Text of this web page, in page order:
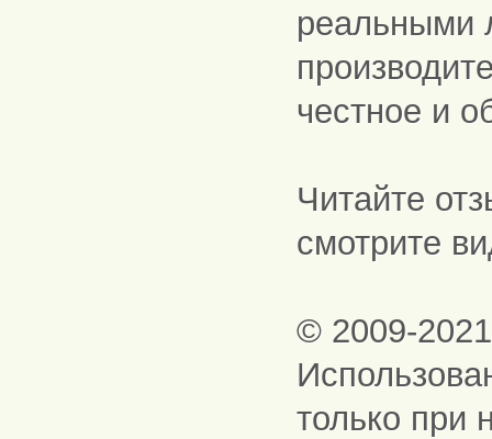
реальными
честное и
Читайте
смотрите
© 2009-
только при